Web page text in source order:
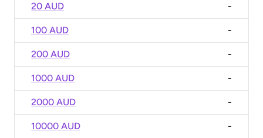
20 AUD -
100 AUD -
200 AUD -
1000 AUD -
2000 AUD -
10000 AUD -